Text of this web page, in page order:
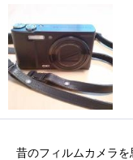
昔のフィルムカメラ